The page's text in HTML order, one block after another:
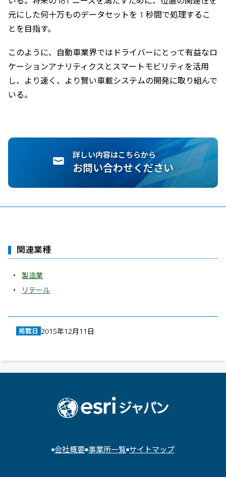
元にした何十万ものデータセットを 1 秒間で処理するこ
とを目指す。
このように、自動車業界ではドライバーにとって有益なロ
ケーションアナリティクスとスマートモビリティを活用
し、より速く、より賢い車載システムの開発に取り組んで
いる。
詳しい内容はこちらから
お問い合わせください
掲載日 2015年12月11日
関連業種
製造業
リテール
会社概要 事業所一覧 サイトマップ